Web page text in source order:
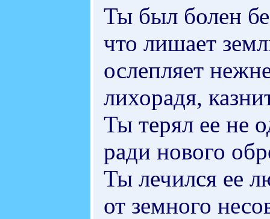
Ты был болен
что лишает
ослепляет
лихорадя,
Ты терял ее не
ради нового
Ты лечился ее
от земного